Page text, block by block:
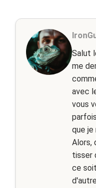
Salut
me
avec
vous
que je
Alors,
tisser
ce